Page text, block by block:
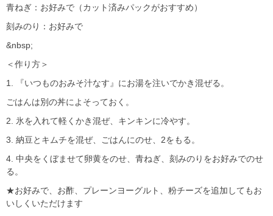
青ねぎ：お好みで（カット済みパックがおすすめ）
刻みのり：お好みで
&nbsp;
＜作り方＞
1. 『いつものおみそ汁なす』にお湯を注いでかき混ぜる。
ごはんは別の丼によそっておく。
2. 氷を入れて軽くかき混ぜ、キンキンに冷やす。
3. 納豆とキムチを混ぜ、ごはんにのせ、2をもる。
4. 中央をくぼませて卵黄をのせ、青ねぎ、刻みのりをお好みでのせ
る。
★お好みで、お酢、プレーンヨーグルト、粉チーズを追加してもお
いしくいただけます